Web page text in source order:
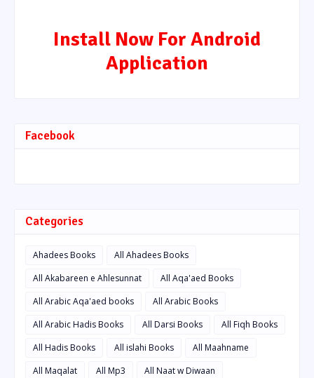
Install Now For Android
Application
Facebook
Categories
Ahadees Books
All Ahadees Books
All Akabareen e Ahlesunnat
All Aqa'aed Books
All Arabic Aqa'aed books
All Arabic Books
All Arabic Hadis Books
All Darsi Books
All Fiqh Books
All Hadis Books
All islahi Books
All Maahname
All Maqalat
All Mp3
All Naat w Diwaan